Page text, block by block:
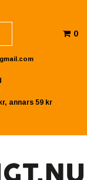
0
annars 59 kr